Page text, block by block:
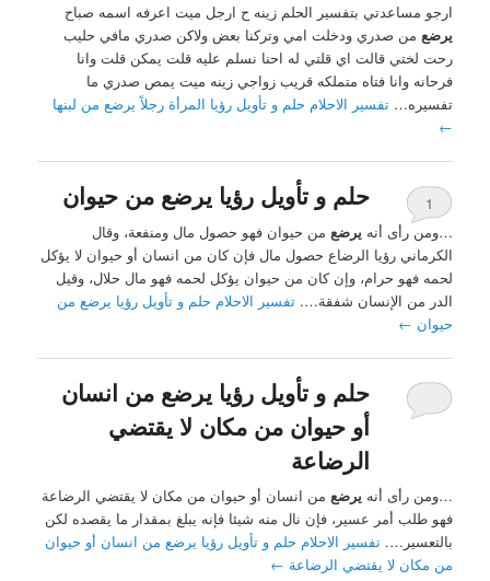
ارجو مساعدتي بتفسير الحلم زينه ح ارجل ميت اعرفه اسمه صباح
يرضع من صدري ودخلت امي وتركنا بعض وﻻكن صدري مافي حليب
رحت لختي قالت اي قلتي له احنا نسلم عليه قلت يمكن قلت وانا
فرحانه وانا فتاه متملكه قريب زواجي زينه ميت يمص صدري ما
تفسيره…تفسير الاحلام حلم و تأويل رؤيا المرأة رجلاً يرضع من لبنها
←
حلم و تأويل رؤيا يرضع من حيوان
1
…ومن رأى أنه يرضع من حيوان فهو حصول مال ومنفعة، وقال
الكرماني رؤيا الرضاع حصول مال فإن كان من انسان أو حيوان لا يؤكل
لحمه فهو حرام، وإن كان من حيوان يؤكل لحمه فهو مال حلال، وقيل
الدر من الإنسان شفقة….تفسير الاحلام حلم و تأويل رؤيا يرضع من
حيوان ←
حلم و تأويل رؤيا يرضع من انسان
أو حيوان من مكان لا يقتضي
الرضاعة
…ومن رأى أنه يرضع من انسان أو حيوان من مكان لا يقتضي الرضاعة
فهو طلب أمر عسير، فإن نال منه شيئا فإنه يبلغ بمقدار ما يقصده لكن
بالتعسير….تفسير الاحلام حلم و تأويل رؤيا يرضع من انسان أو حيوان
من مكان لا يقتضي الرضاعة ←